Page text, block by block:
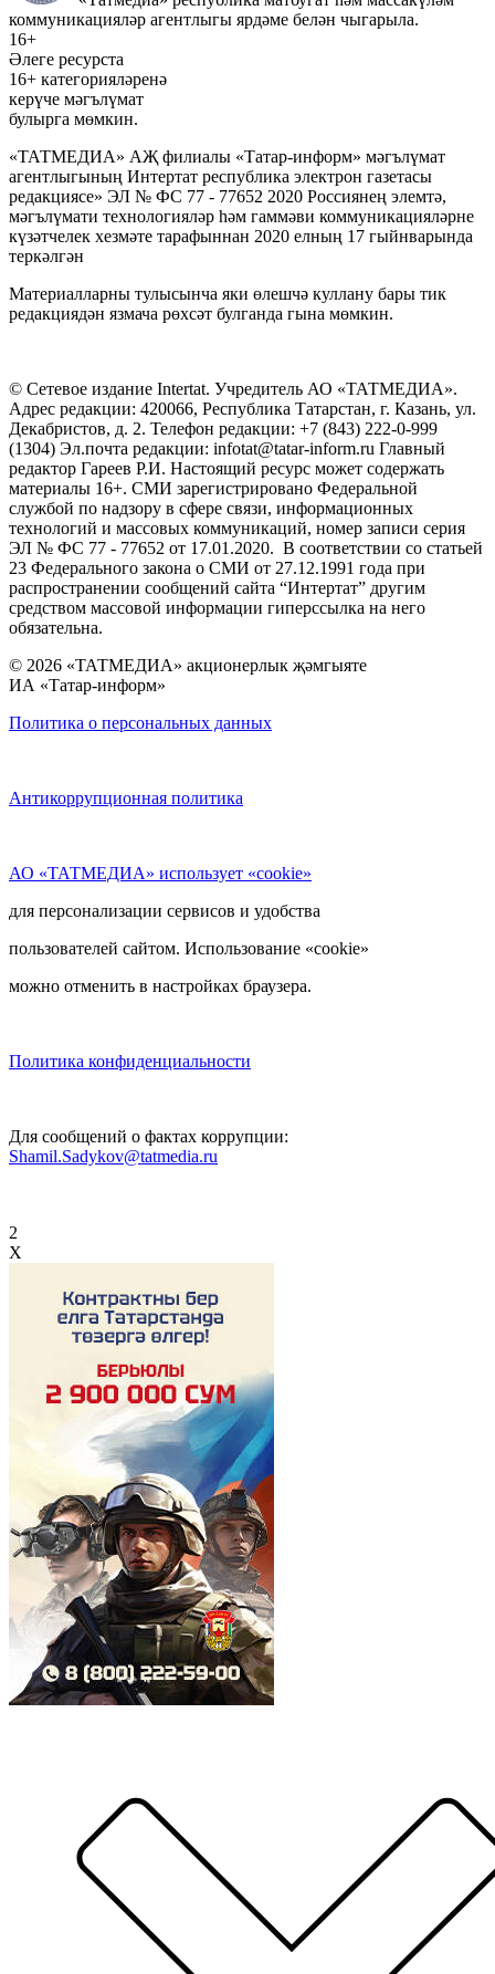
коммуникацияләр агентлыгы ярдәме белән чыгарыла.
16+
Әлеге ресурста
16+ категорияләренә
керүче мәгълүмат
булырга мөмкин.
«ТАТМЕДИА» АҖ филиалы «Татар-информ» мәгълүмат
агентлыгының Интертат республика электрон газетасы
редакциясе» ЭЛ № ФС 77 - 77652 2020 Россиянең элемтә,
мәгълүмати технологияләр һәм гаммәви коммуникацияләрне
күзәтчелек хезмәте тарафыннан 2020 елның 17 гыйнварында
теркәлгән
Материалларны тулысынча яки өлешчә куллану бары тик
редакциядән язмача рөхсәт булганда гына мөмкин.
© Сетевое издание Intertat. Учредитель АО «ТАТМЕДИА».
Адрес редакции: 420066, Республика Татарстан, г. Казань, ул.
Декабристов, д. 2. Телефон редакции: +7 (843) 222-0-999
(1304) Эл.почта редакции: infotat@tatar-inform.ru Главный
редактор Гареев Р.И. Настоящий ресурс может содержать
материалы 16+. СМИ зарегистрировано Федеральной
службой по надзору в сфере связи, информационных
технологий и массовых коммуникаций, номер записи серия
ЭЛ № ФС 77 - 77652 от 17.01.2020. В соответствии со статьей
23 Федерального закона о СМИ от 27.12.1991 года при
распространении сообщений сайта “Интертат” другим
средством массовой информации гиперссылка на него
обязательна.
© 2026 «ТАТМЕДИА» акционерлык җәмгыяте
ИА «Татар-информ»
Политика о персональных данных
Антикоррупционная политика
АО «ТАТМЕДИА» использует «cookie»
для персонализации сервисов и удобства
пользователей сайтом. Использование «cookie»
можно отменить в настройках браузера.
Политика конфиденциальности
Для сообщений о фактах коррупции:
Shamil.Sadykov@tatmedia.ru
2
X